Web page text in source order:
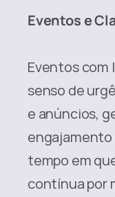
Eventos e
Eventos com
senso de
e anúncios,
tempo em
contínua por